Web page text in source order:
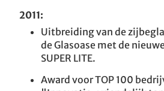
2011:
Uitbreiding van de
de Glasoase met de
SUPER LITE.
Award voor TOP 100